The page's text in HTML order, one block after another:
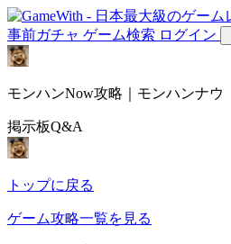
事前ガチャ ゲーム検索 ログイン
モンハンNow攻略｜モンハンナウ
掲示板Q&A
トップに戻る
ゲーム攻略一覧を見る